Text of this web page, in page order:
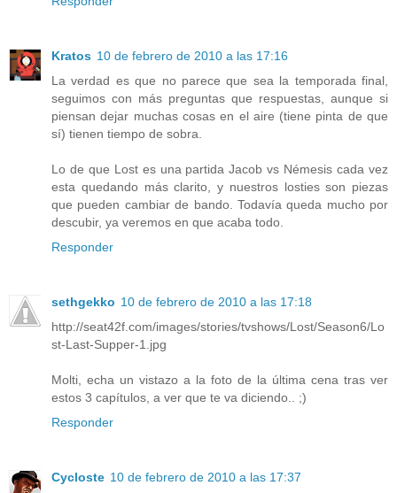
Kratos 10 de febrero de 2010 a las 17:16
La verdad es que no parece que sea la temporada final,
seguimos con más preguntas que respuestas, aunque si
piensan dejar muchas cosas en el aire (tiene pinta de que
sí) tienen tiempo de sobra.
Lo de que Lost es una partida Jacob vs Némesis cada vez
esta quedando más clarito, y nuestros losties son piezas
que pueden cambiar de bando. Todavía queda mucho por
descubir, ya veremos en que acaba todo.
Responder
sethgekko 10 de febrero de 2010 a las 17:18
http://seat42f.com/images/stories/tvshows/Lost/Season6/Lo
st-Last-Supper-1.jpg
Molti, echa un vistazo a la foto de la última cena tras ver
estos 3 capítulos, a ver que te va diciendo.. ;)
Responder
Cycloste 10 de febrero de 2010 a las 17:37